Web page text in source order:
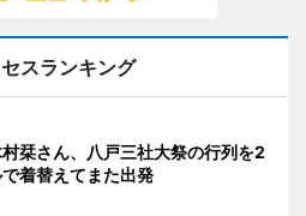
スランキング
栞さん、八戸三社大祭の行列を2
着替えてまた出発